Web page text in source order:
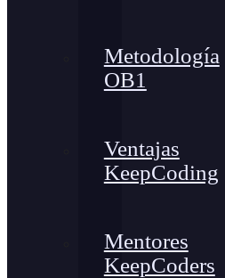
Metodología
OB1
Ventajas
KeepCoding
Mentores
KeepCoders